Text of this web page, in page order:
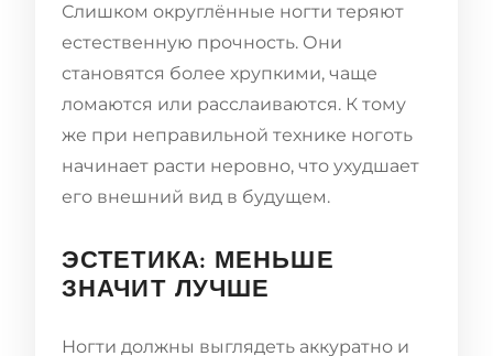
Слишком округлённые ногти теряют
естественную прочность. Они
становятся более хрупкими, чаще
ломаются или расслаиваются. К тому
же при неправильной технике ноготь
начинает расти неровно, что ухудшает
его внешний вид в будущем.
ЭСТЕТИКА: МЕНЬШЕ
ЗНАЧИТ ЛУЧШЕ
Ногти должны выглядеть аккуратно и